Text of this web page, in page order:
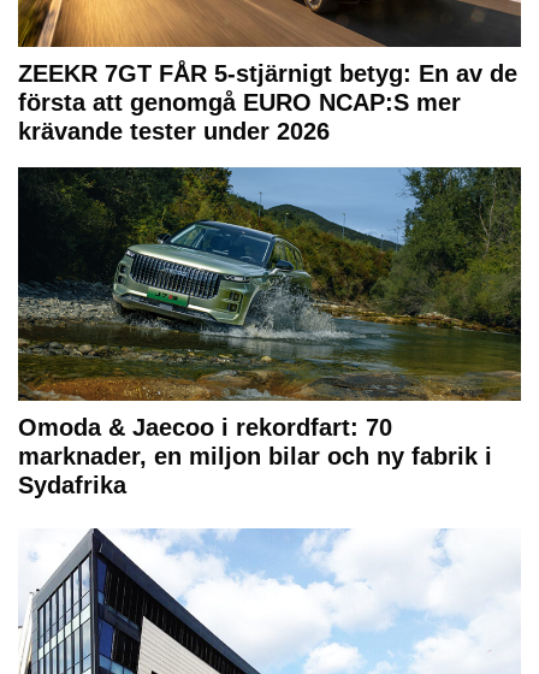
ZEEKR 7GT FÅR 5-stjärnigt betyg: En av de
första att genomgå EURO NCAP:S mer
krävande tester under 2026
Omoda & Jaecoo i rekordfart: 70
marknader, en miljon bilar och ny fabrik i
Sydafrika